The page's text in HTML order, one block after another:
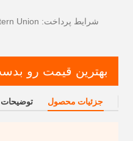
شرایط پرداخت: L / C ، T / T ، D / A ، D / P ، Western Union،
بهترین قیمت رو
جزئیات محصول